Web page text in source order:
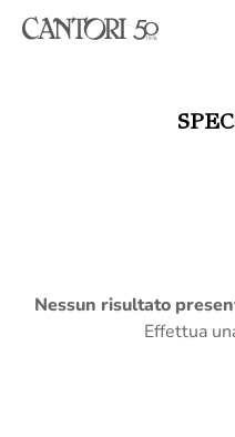
Nessun risultato
Effettua